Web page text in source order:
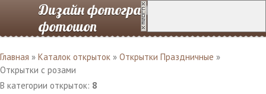
Дизайн фотографий в
фотошоп
Главная » Каталок открыток » Открытки Праздничные »
Открытки с розами
В категории открыток: 8